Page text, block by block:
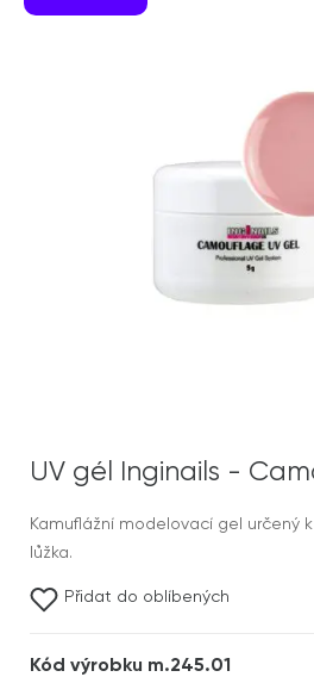
UV gél Inginails -
Kamuflážní modelovací gel určený
lůžka.
Přidat do oblíbených
Kód výrobku m.245.01